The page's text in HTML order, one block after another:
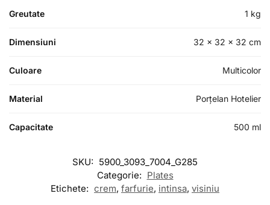
Greutate 1 kg
Dimensiuni 32 × 32 × 32 cm
Culoare Multicolor
Material Porțelan Hotelier
Capacitate 500 ml
SKU: 5900_3093_7004_G285
Categorie: Plates
Etichete: crem, farfurie, intinsa, visiniu